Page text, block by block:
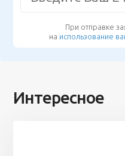
При отправке
на использование
Интересное